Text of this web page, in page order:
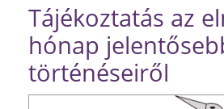
Tájékoztatás az
hónap
történéseiről